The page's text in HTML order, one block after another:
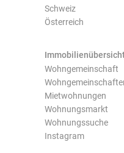
Schweiz
Österreich
Wohngemeinschaft
Mietwohnungen
Wohnungsmarkt
Wohnungssuche
Instagram